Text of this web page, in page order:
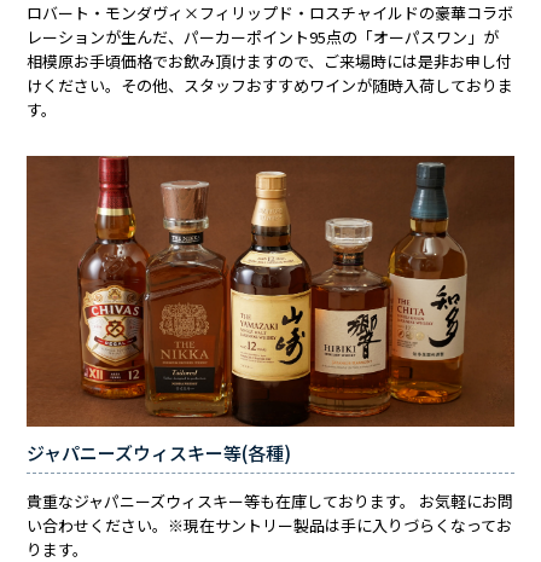
ロバート・モンダヴィ×フィリップド・ロスチャイルドの豪華コラボ
レーションが生んだ、パーカーポイント95点の「オーパスワン」が
相模原お手頃価格でお飲み頂けますので、ご来場時には是非お申し付
けください。その他、スタッフおすすめワインが随時入荷しておりま
す。
ジャパニーズウィスキー等(各種)
貴重なジャパニーズウィスキー等も在庫しております。 お気軽にお問
い合わせください。※現在サントリー製品は手に入りづらくなってお
ります。